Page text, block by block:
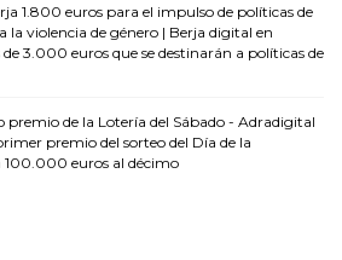
1.800 euros para el impulso de políticas de
la violencia de género | Berja digital en
3.000 euros que se destinarán a políticas de
premio de la Lotería del Sábado - Adradigital
premio del sorteo del Día de la
100.000 euros al décimo